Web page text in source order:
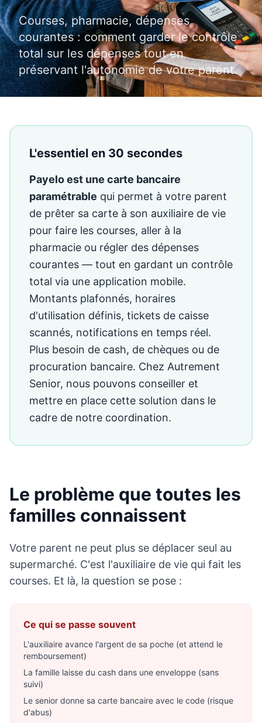
Courses, pharmacie, dépenses
courantes : comment garder le contrôle
total sur les dépenses tout en
préservant l'autonomie de votre parent.
L'essentiel en 30 secondes
Payelo est une carte bancaire
paramétrable qui permet à votre parent
de prêter sa carte à son auxiliaire de vie
pour faire les courses, aller à la
pharmacie ou régler des dépenses
courantes — tout en gardant un contrôle
total via une application mobile.
Montants plafonnés, horaires
d'utilisation définis, tickets de caisse
scannés, notifications en temps réel.
Plus besoin de cash, de chèques ou de
procuration bancaire. Chez Autrement
Senior, nous pouvons conseiller et
mettre en place cette solution dans le
cadre de notre coordination.
Le problème que toutes les
familles connaissent
Votre parent ne peut plus se déplacer seul au
supermarché. C'est l'auxiliaire de vie qui fait les
courses. Et là, la question se pose :
Ce qui se passe souvent
L'auxiliaire avance l'argent de sa poche (et attend le
remboursement)
La famille laisse du cash dans une enveloppe (sans
suivi)
Le senior donne sa carte bancaire avec le code (risque
d'abus)